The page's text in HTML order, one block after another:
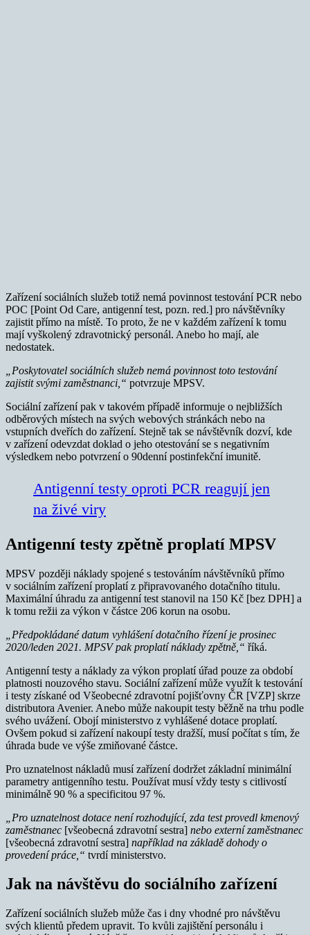
Zařízení sociálních služeb totiž nemá povinnost testování PCR nebo
POC [Point Od Care, antigenní test, pozn. red.] pro návštěvníky
zajistit přímo na místě. To proto, že ne v každém zařízení k tomu
mají vyškolený zdravotnický personál. Anebo ho mají, ale
nedostatek.
„Poskytovatel sociálních služeb nemá povinnost toto testování
zajistit svými zaměstnanci,“ potvrzuje MPSV.
Sociální zařízení pak v takovém případě informuje o nejbližších
odběrových místech na svých webových stránkách nebo na
vstupních dveřích do zařízení. Stejně tak se návštěvník dozví, kde
v zařízení odevzdat doklad o jeho otestování se s negativním
výsledkem nebo potvrzení o 90denní postinfekční imunitě.
Antigenní testy oproti PCR reagují jen
na živé viry
Antigenní testy zpětně proplatí MPSV
MPSV později náklady spojené s testováním návštěvníků přímo
v sociálním zařízení proplatí z připravovaného dotačního titulu.
Maximální úhradu za antigenní test stanovil na 150 Kč [bez DPH] a
k tomu režii za výkon v částce 206 korun na osobu.
„Předpokládané datum vyhlášení dotačního řízení je prosinec
2020/leden 2021. MPSV pak proplatí náklady zpětně,“ říká.
Antigenní testy a náklady za výkon proplatí úřad pouze za období
platnosti nouzového stavu. Sociální zařízení může využít k testování
i testy získané od Všeobecné zdravotní pojišťovny ČR [VZP] skrze
distributora Avenier. Anebo může nakoupit testy běžně na trhu podle
svého uvážení. Obojí ministerstvo z vyhlášené dotace proplatí.
Ovšem pokud si zařízení nakoupí testy dražší, musí počítat s tím, že
úhrada bude ve výše zmiňované částce.
Pro uznatelnost nákladů musí zařízení dodržet základní minimální
parametry antigenního testu. Používat musí vždy testy s citlivostí
minimálně 90 % a specificitou 97 %.
„Pro uznatelnost dotace není rozhodující, zda test provedl kmenový
zaměstnanec [všeobecná zdravotní sestra] nebo externí zaměstnanec
[všeobecná zdravotní sestra] například na základě dohody o
provedení práce,“ tvrdí ministerstvo.
Jak na návštěvu do sociálního zařízení
Zařízení sociálních služeb může čas i dny vhodné pro návštěvu
svých klientů předem upravit. To kvůli zajištění personálu i